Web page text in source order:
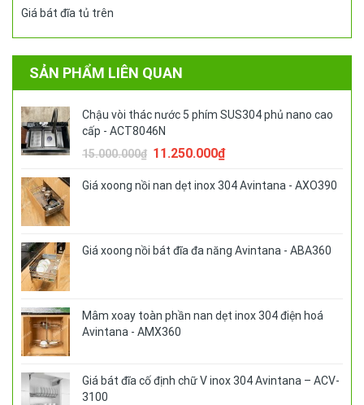
Giá bát đĩa tủ trên
SẢN PHẨM LIÊN QUAN
Chậu vòi thác nước 5 phím SUS304 phủ nano cao
cấp - ACT8046N
15.000.000₫ Giá
15.000.000₫.
11.250.000₫Giá
hiện
tại
là:
Giá xoong nồi nan dẹt inox 304 Avintana - AXO390
Giá xoong nồi bát đĩa đa năng Avintana - ABA360
Mâm xoay toàn phần nan dẹt inox 304 điện hoá
Avintana - AMX360
Giá bát đĩa cố định chữ V inox 304 Avintana – ACV-
3100